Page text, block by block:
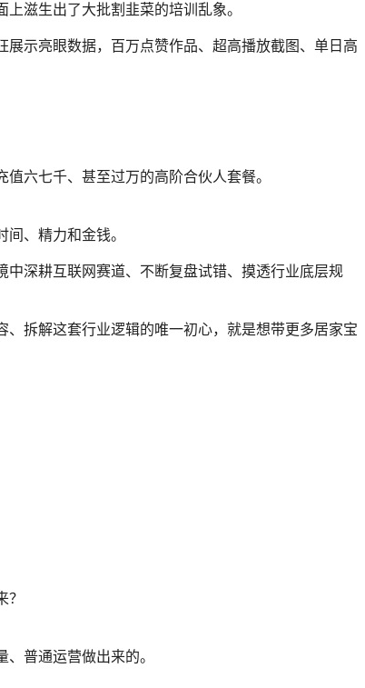
滋生出了大批割韭菜的培训乱象。
示亮眼数据，百万点赞作品、超高播放截图、单日高
六七千、甚至过万的高阶合伙人套餐。
、精力和金钱。
深耕互联网赛道、不断复盘试错、摸透行业底层规
拆解这套行业逻辑的唯一初心，就是想带更多居家宝
普通运营做出来的。